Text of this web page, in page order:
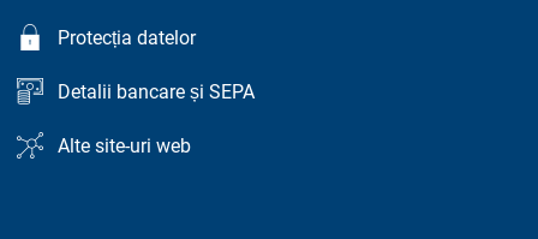
Protecția datelor
Detalii bancare și SEPA
Alte site-uri web